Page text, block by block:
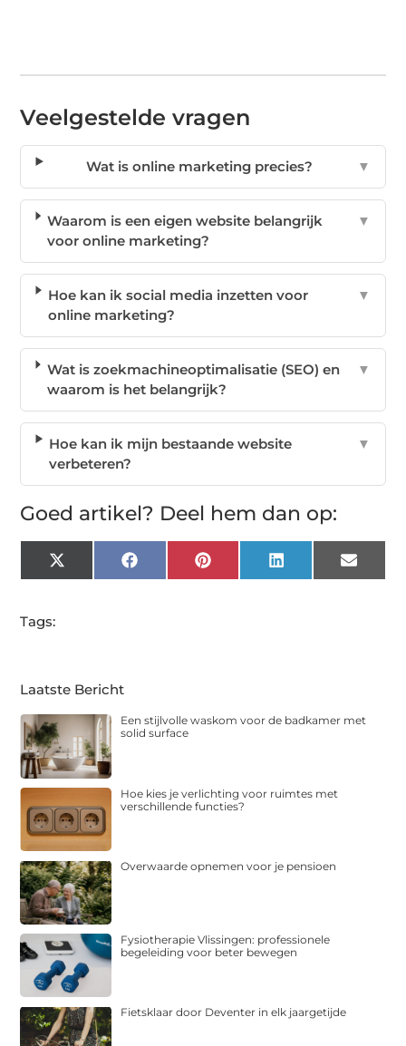
Veelgestelde vragen
Wat is online marketing precies? ▼
Waarom is een eigen website belangrijk
voor online marketing?
▼
Hoe kan ik social media inzetten voor
online marketing?
▼
Wat is zoekmachineoptimalisatie (SEO) en
waarom is het belangrijk?
▼
Hoe kan ik mijn bestaande website
verbeteren?
▼
Goed artikel? Deel hem dan op:
X
(Twitter)
FacebookPinterest LinkedIn Email
Tags:
Laatste Bericht
Een stijlvolle waskom voor de badkamer met
solid surface
Hoe kies je verlichting voor ruimtes met
verschillende functies?
Overwaarde opnemen voor je pensioen
Fysiotherapie Vlissingen: professionele
begeleiding voor beter bewegen
Fietsklaar door Deventer in elk jaargetijde